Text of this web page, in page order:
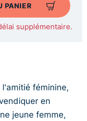
PANIER
supplémentaire.
féminine,
en
jeune femme,